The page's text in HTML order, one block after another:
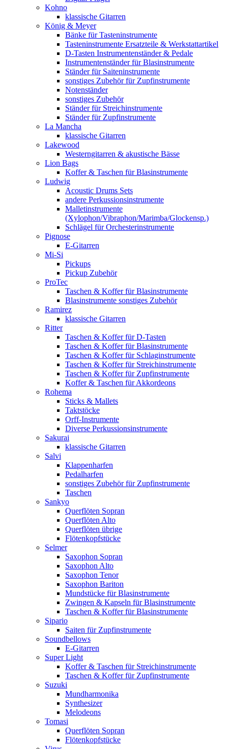
Kohno
klassische Gitarren
König & Meyer
Bänke für Tasteninstrumente
Tasteninstrumente Ersatzteile & Werkstattartikel
D-Tasten Instrumentenständer & Pedale
Instrumentenständer für Blasinstrumente
Ständer für Saiteninstrumente
sonstiges Zubehör für Zupfinstrumente
Notenständer
sonstiges Zubehör
Ständer für Streichinstrumente
Ständer für Zupfinstrumente
La Mancha
klassische Gitarren
Lakewood
Westerngitarren & akustische Bässe
Lion Bags
Koffer & Taschen für Blasinstrumente
Ludwig
Acoustic Drums Sets
andere Perkussionsinstrumente
Malletinstrumente
(Xylophon/Vibraphon/Marimba/Glockensp.)
Schlägel für Orchesterinstrumente
Pignose
E-Gitarren
Mi-Si
Pickups
Pickup Zubehör
ProTec
Taschen & Koffer für Blasinstrumente
Blasinstrumente sonstiges Zubehör
Ramirez
klassische Gitarren
Ritter
Taschen & Koffer für D-Tasten
Taschen & Koffer für Blasinstrumente
Taschen & Koffer für Schlaginstrumente
Taschen & Koffer für Streichinstrumente
Taschen & Koffer für Zupfinstrumente
Koffer & Taschen für Akkordeons
Rohema
Sticks & Mallets
Taktstöcke
Orff-Instrumente
Diverse Perkussionsinstrumente
Sakurai
klassische Gitarren
Salvi
Klappenharfen
Pedalharfen
sonstiges Zubehör für Zupfinstrumente
Taschen
Sankyo
Querflöten Sopran
Querflöten Alto
Querflöten übrige
Flötenkopfstücke
Selmer
Saxophon Sopran
Saxophon Alto
Saxophon Tenor
Saxophon Bariton
Mundstücke für Blasinstrumente
Zwingen & Kapseln für Blasinstrumente
Taschen & Koffer für Blasinstrumente
Sipario
Saiten für Zupfinstrumente
Soundbellows
E-Gitarren
Super Light
Koffer & Taschen für Streichinstrumente
Taschen & Koffer für Zupfinstrumente
Suzuki
Mundharmonika
Synthesizer
Melodeons
Tomasi
Querflöten Sopran
Flötenkopfstücke